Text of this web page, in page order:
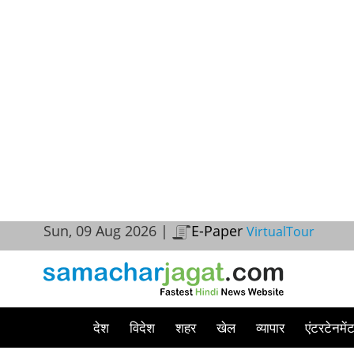
Sun, 09 Aug 2026 | E-Paper VirtualTour
देश विदेश शहर खेल व्यापार एंटरटेनमेंट